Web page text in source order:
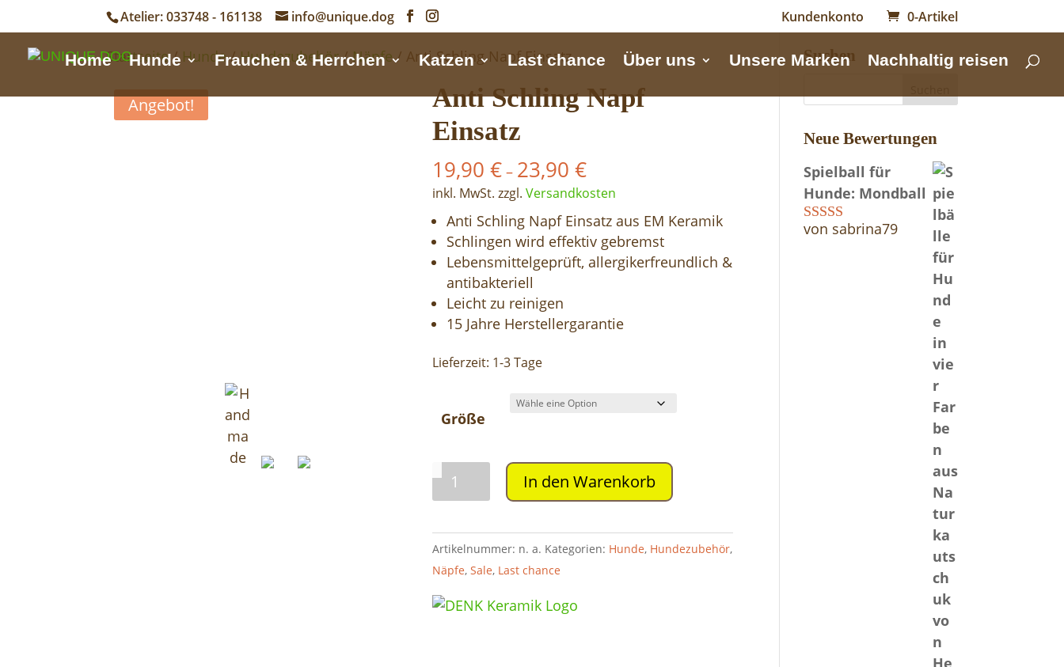
Atelier: 033748 - 161138 info@unique.dog Kundenkonto 0-Artikel
Home Hunde Frauchen & Herrchen Katzen Last chance Über uns Unsere Marken Nachhaltig reisen
Startseite/Hunde/Hundezubehör/Näpfe/ Anti Schling Napf Einsatz
Angebot!
Anti Schling Napf
Einsatz
19,90€ – 23,90€
inkl. MwSt. zzgl.Versandkosten
Anti Schling Napf Einsatz aus EM Keramik
Schlingen wird effektiv gebremst
Lebensmittelgeprüft, allergikerfreundlich &
antibakteriell
Leicht zu reinigen
15 Jahre Herstellergarantie
Lieferzeit: 1-3 Tage
Größe
Anti
Schling
Einsatz
Menge
In den Warenkorb
Artikelnummer: n. a. Kategorien: Hunde, Hundezubehör,
Näpfe,Sale, Last chance
Suchen
Neue Bewertungen
Spielball für
Hunde: Mondball
Bewertet mit
von sabrina79